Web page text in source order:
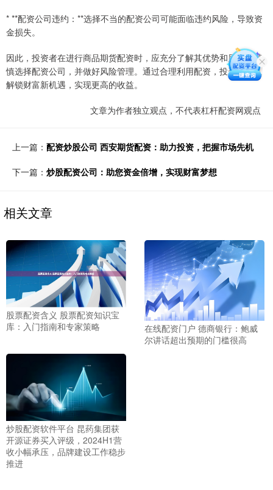
* **配资公司违约：**选择不当的配资公司可能面临违约风险，导致资
金损失。
因此，投资者在进行商品期货配资时，应充分了解其优势和风险，谨
慎选择配资公司，并做好风险管理。通过合理利用配资，投资者可以
解锁财富新机遇，实现更高的收益。
文章为作者独立观点，不代表杠杆配资网观点
上一篇： 配资炒股公司 西安期货配资：助力投资，把握市场先机
下一篇： 炒股配资公司：助您资金倍增，实现财富梦想
相关文章
股票配资含义 股票配资知识宝
库：入门指南和专家策略
在线配资门户 德商银行：鲍威
尔讲话超出预期的门槛很高
炒股配资软件平台 昆药集团获
开源证券买入评级，2024H1营
收小幅承压，品牌建设工作稳步
推进